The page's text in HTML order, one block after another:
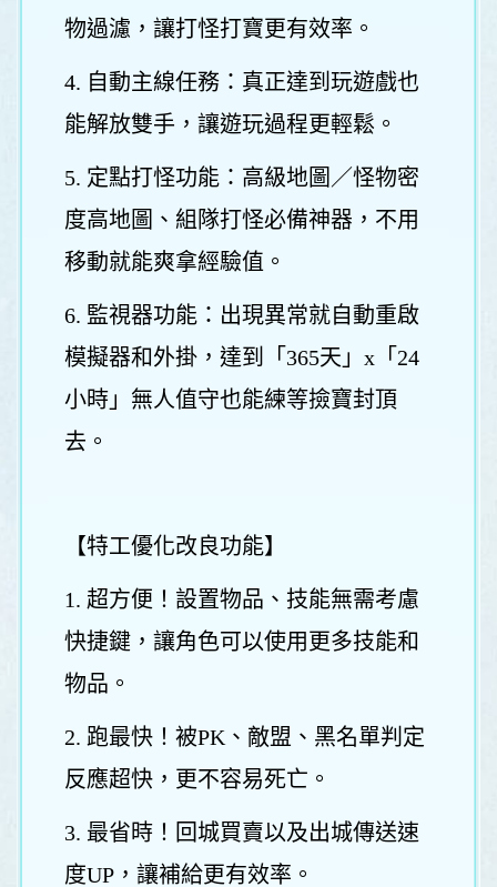
物過濾，讓打怪打寶更有效率。
4. 自動主線任務：真正達到玩遊戲也
能解放雙手，讓遊玩過程更輕鬆。
5. 定點打怪功能：高級地圖／怪物密
度高地圖、組隊打怪必備神器，不用
移動就能爽拿經驗值。
6. 監視器功能：出現異常就自動重啟
模擬器和外掛，達到「365天」x「24
小時」無人值守也能練等撿寶封頂
去。
【特工優化改良功能】
1. 超方便！設置物品、技能無需考慮
快捷鍵，讓角色可以使用更多技能和
物品。
2. 跑最快！被PK、敵盟、黑名單判定
反應超快，更不容易死亡。
3. 最省時！回城買賣以及出城傳送速
度UP，讓補給更有效率。